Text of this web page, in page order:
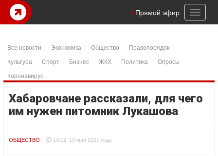
Toggle
Прямой эфир
Все новости Экономика Общество
Правопорядок
Культура
Спорт Бизнес ЖКХ Политика
Опросы
Коронавирус
Хабаровчане рассказали, для чего
им нужен питомник Лукашова
ОБЩЕСТВО 14:12, 19 мая 2021 года